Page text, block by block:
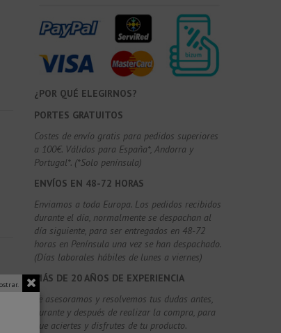
¿POR QUÉ ELEGIRNOS?
PORTES GRATUITOS
Costes de envío gratis para pedidos superiores
a 100€. Válidos para España*, Andorra y
Portugal*. (*Solo península)
ENVÍOS EN 48-72 HORAS
Enviamos a toda Europa. Los pedidos recibidos
durante el día, normalmente se despachan al
día siguiente, para ser entregados en 48-72
horas en Península una vez se han despachado.
(Días laborales hábiles de lunes a viernes)
MÁS DE 20 AÑOS DE EXPERIENCIA
Te asesoramos y resolvemos tus dudas antes,
durante y después de realizar la compra, para
que aciertes y disfrutes de tu producto.